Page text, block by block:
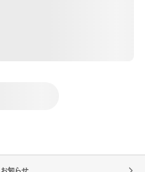
お知らせ